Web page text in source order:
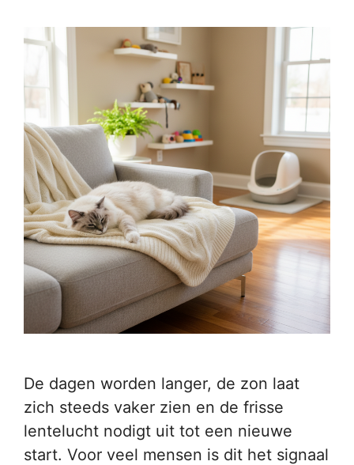
De dagen worden langer, de zon laat
zich steeds vaker zien en de frisse
lentelucht nodigt uit tot een nieuwe
start. Voor veel mensen is dit het signaal